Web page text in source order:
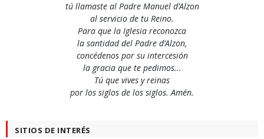
tú llamaste al Padre Manuel d’Alzon
al servicio de tu Reino.
Para que la Iglesia reconozca
la santidad del Padre d’Alzon,
concédenos por su intercesión
la gracia que te pedimos...
Tú que vives y reinas
por los siglos de los siglos. Amén.
SITIOS DE INTERÉS